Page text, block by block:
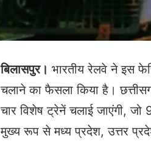
बिलासपुर। भारतीय रेलवे ने इस
चलाने का फैसला किया है।
चार विशेष ट्रेनें चलाई जाएंगी,
मुख्य रूप से मध्य प्रदेश, उत्तर